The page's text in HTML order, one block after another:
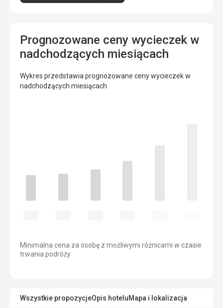
Prognozowane ceny wycieczek w
nadchodzących miesiącach
Wykres przedstawia prognozowane ceny wycieczek w
nadchodzących miesiącach
Minimalna cena za osobę z możliwymi różnicami w czasie
trwania podróży
Wszystkie propozycjeOpis hoteluMapa i lokalizacja